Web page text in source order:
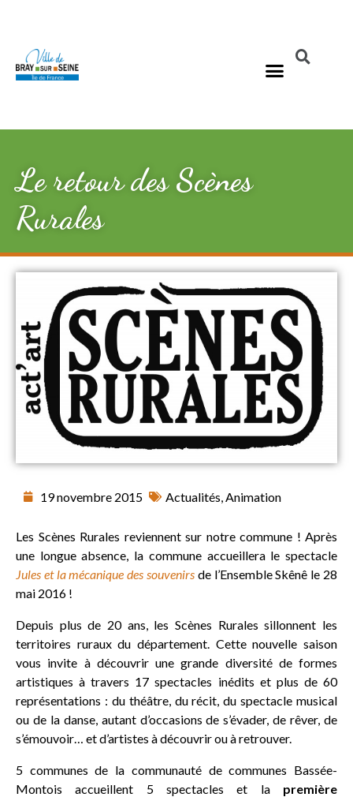
Le retour des Scènes
Rurales
19 novembre 2015 Actualités,Animation
Les Scènes Rurales reviennent sur notre commune ! Après
une longue absence, la commune accueillera le spectacle
Jules et la mécanique des souvenirs de l’Ensemble Skênê le 28
mai 2016 !
Depuis plus de 20 ans, les Scènes Rurales sillonnent les
territoires ruraux du département. Cette nouvelle saison
vous invite à découvrir une grande diversité de formes
artistiques à travers 17 spectacles inédits et plus de 60
représentations : du théâtre, du récit, du spectacle musical
ou de la danse, autant d’occasions de s’évader, de rêver, de
s’émouvoir… et d’artistes à découvrir ou à retrouver.
5 communes de la communauté de communes Bassée-
Montois accueillent 5 spectacles et la première